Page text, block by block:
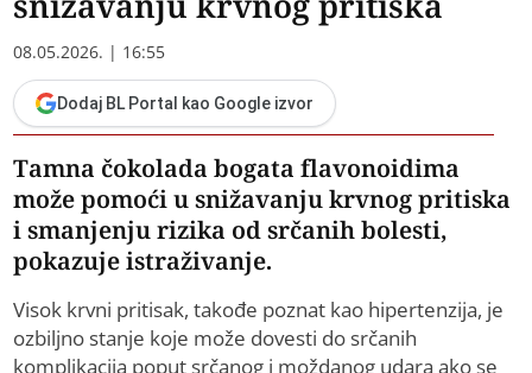
08.05.2026. | 16:55
Dodaj BL Portal kao Google izvor
Tamna čokolada bogata flavonoidima
može pomoći u snižavanju krvnog pritiska
i smanjenju rizika od srčanih bolesti,
pokazuje istraživanje.
Visok krvni pritisak, takođe poznat kao hipertenzija, je
ozbiljno stanje koje može dovesti do srčanih
komplikacija poput srčanog i moždanog udara ako se